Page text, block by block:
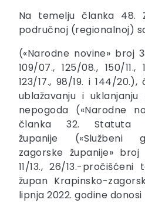
Na temelju članka 48.
područnoj (regionalnoj)
(«Narodne novine» broj
109/07., 125/08., 150/11.,
123/17., 98/19. i 144/
ublažavanju i
nepogoda («Narodne
članka 32. Statuta
županije («Službeni
zagorske županije» broj
11/13., 26/13.-
župan Krapinsko-
lipnja 2022. godine donosi